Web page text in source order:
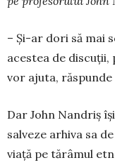
– Și-ar dori să mai
acestea de
vor ajuta,
Dar John Nandriș
salveze arhiva sa
viață pe tărâmul